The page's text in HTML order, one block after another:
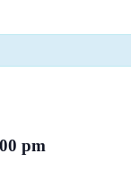
pm